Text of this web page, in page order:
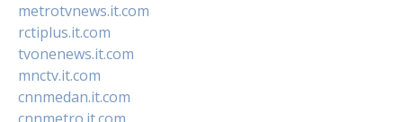
metrotvnews.it.com
rctiplus.it.com
tvonenews.it.com
mnctv.it.com
cnnmedan.it.com
cnnmetro.it.com